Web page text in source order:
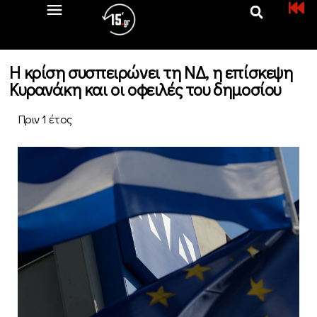
Η κρίση συσπειρώνει τη ΝΔ, η επίσκεψη
Κυρανάκη και οι οφειλές του δημοσίου
Πριν 1 έτος